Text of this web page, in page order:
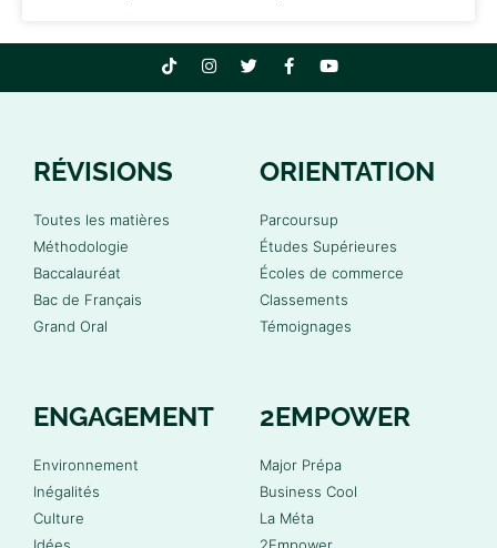
RÉVISIONS
Toutes les matières
Méthodologie
Baccalauréat
Bac de Français
Grand Oral
ORIENTATION
Parcoursup
Études Supérieures
Écoles de commerce
Classements
Témoignages
ENGAGEMENT
Environnement
Inégalités
Culture
2EMPOWER
Major Prépa
Business Cool
La Méta